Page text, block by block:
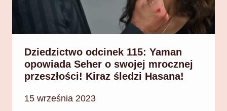
Dziedzictwo odcinek 115: Yaman
opowiada Seher o swojej mrocznej
przeszłości! Kiraz śledzi Hasana!
15 września 2023